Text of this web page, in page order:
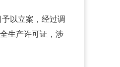
以立案，经过调
生产许可证，涉